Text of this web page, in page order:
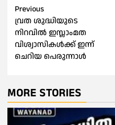
Post
navigation
Previous
വ്രത ശുദ്ധിയുടെ
നിറവില്‍ ഇസ്ലാംമത
വിശ്വാസികള്‍ക്ക് ഇന്ന്
ചെറിയ പെരുന്നാള്‍
MORE STORIES